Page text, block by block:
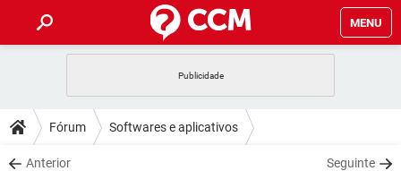
MENU
CELULAR FACEBOOK
OUTLOOK
DICAS
JOGOS WHATSAPP
DOWNLOADS
Fórum Softwares e aplicativos
Anterior Seguinte